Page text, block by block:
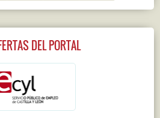
DEL PORTAL